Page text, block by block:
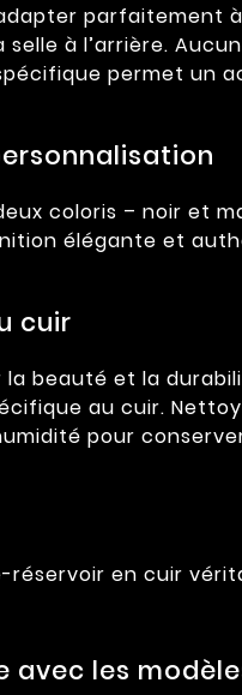
parfaitement
selle à l’arrière.
permet un
coloris – noir et
élégante et
cuir
la beauté et la
au cuir.
pour
réservoir en cuir
avec les